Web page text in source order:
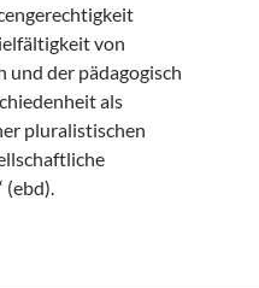
von
und der pädagogisch
als
pluralistischen